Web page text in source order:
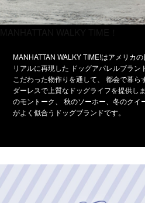
MANHATTAN WALKY TIME!はアメリカ
リアルに再現した ドッグアパレルブラン
こだわった物作りを通して、
都会で暮ら
ダーレスで上質なドッグライフを提供しま
のモントーク、
秋のソーホー、冬のクイ
がよく似合うドッグブランドです。